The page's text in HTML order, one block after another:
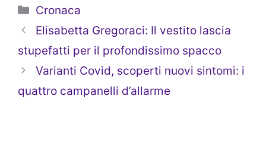
Categorie
Cronaca
Elisabetta Gregoraci: Il vestito lascia
stupefatti per il profondissimo spacco
Varianti Covid, scoperti nuovi sintomi: i
quattro campanelli d’allarme